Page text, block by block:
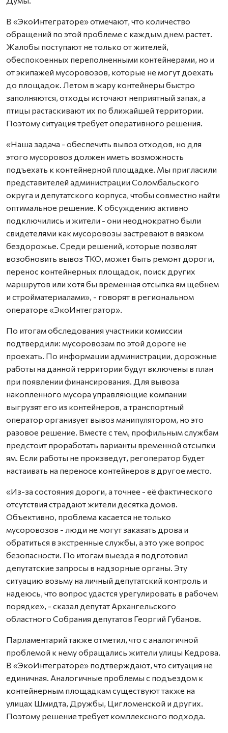
В «ЭкоИнтеграторе» отмечают, что количество
обращений по этой проблеме с каждым днем растет.
Жалобы поступают не только от жителей,
обеспокоенных переполненными контейнерами, но и
от экипажей мусоровозов, которые не могут доехать
до площадок. Летом в жару контейнеры быстро
заполняются, отходы источают неприятный запах, а
птицы растаскивают их по ближайшей территории.
Поэтому ситуация требует оперативного решения.
«Наша задача - обеспечить вывоз отходов, но для
этого мусоровоз должен иметь возможность
подъехать к контейнерной площадке. Мы пригласили
представителей администрации Соломбальского
округа и депутатского корпуса, чтобы совместно найти
оптимальное решение. К обсуждению активно
подключились и жители - они неоднократно были
свидетелями как мусоровозы застревают в вязком
бездорожье. Среди решений, которые позволят
возобновить вывоз ТКО, может быть ремонт дороги,
перенос контейнерных площадок, поиск других
маршрутов или хотя бы временная отсыпка ям щебнем
и стройматериалами», - говорят в региональном
операторе «ЭкоИнтегратор».
По итогам обследования участники комиссии
подтвердили: мусоровозам по этой дороге не
проехать. По информации администрации, дорожные
работы на данной территории будут включены в план
при появлении финансирования. Для вывоза
накопленного мусора управляющие компании
выгрузят его из контейнеров, а транспортный
оператор организует вывоз манипулятором, но это
разовое решение. Вместе с тем, профильным службам
предстоит проработать варианты временной отсыпки
ям. Если работы не произведут, регоператор будет
настаивать на переносе контейнеров в другое место.
«Из-за состояния дороги, а точнее - её фактического
отсутствия страдают жители десятка домов.
Объективно, проблема касается не только
мусоровозов - люди не могут заказать дрова и
обратиться в экстренные службы, а это уже вопрос
безопасности. По итогам выезда я подготовил
депутатские запросы в надзорные органы. Эту
ситуацию возьму на личный депутатский контроль и
надеюсь, что вопрос удастся урегулировать в рабочем
порядке», - сказал депутат Архангельского
областного Собрания депутатов Георгий Губанов.
Парламентарий также отметил, что с аналогичной
проблемой к нему обращались жители улицы Кедрова.
В «ЭкоИнтеграторе» подтверждают, что ситуация не
единичная. Аналогичные проблемы с подъездом к
контейнерным площадкам существуют также на
улицах Шмидта, Дружбы, Цигломенской и других.
Поэтому решение требует комплексного подхода.